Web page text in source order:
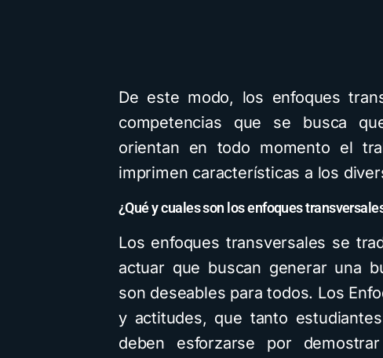
De este modo, los enfoques
competencias que se busca
orientan en todo momento el
imprimen características a los
¿Qué y cuales son los enfoques
Los enfoques transversales se
actuar que buscan generar una
son deseables para todos. Los
y actitudes, que tanto
deben esforzarse por
Bardem elogia a la
el juego limpio
ejemplo para
de niños
1,1K vistas
mentales
con IA: Descarga
prompt y la guía
3 minutos de lectura 1,8K